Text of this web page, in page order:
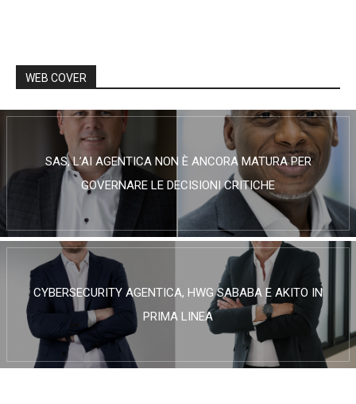
WEB COVER
SAS, L’AI AGENTICA NON È ANCORA MATURA PER
GOVERNARE LE DECISIONI CRITICHE
CYBERSECURITY AGENTICA, HWG SABABA E AKITO IN
PRIMA LINEA